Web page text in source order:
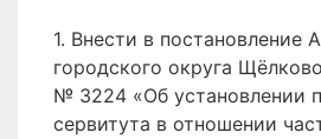
1. Внести в постановление
городского округа
№ 3224 «Об установлении
сервитута в отношении